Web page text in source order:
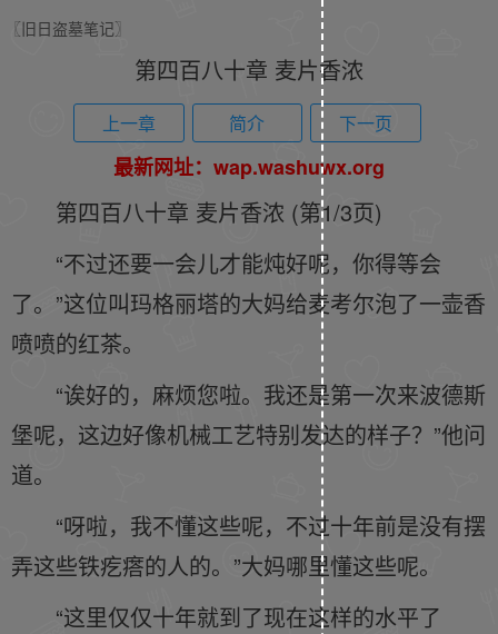
〖旧日盗墓笔记〗
第四百八十章 麦片香浓
上一章 简介 下一页
最新网址：wap.washuwx.org
第四百八十章 麦片香浓 (第1/3页)
“不过还要一会儿才能炖好呢，你得等会
了。”这位叫玛格丽塔的大妈给麦考尔泡了一壶香
喷喷的红茶。
“诶好的，麻烦您啦。我还是第一次来波德斯
堡呢，这边好像机械工艺特别发达的样子？”他问
道。
“呀啦，我不懂这些呢，不过十年前是没有摆
弄这些铁疙瘩的人的。”大妈哪里懂这些呢。
“这里仅仅十年就到了现在这样的水平了